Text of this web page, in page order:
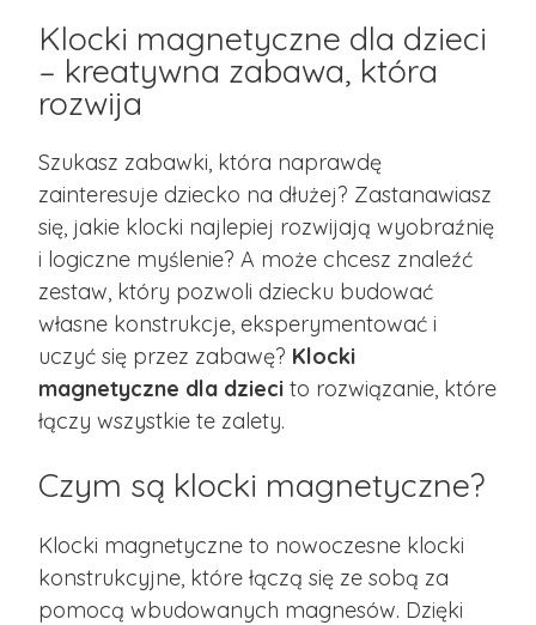
Klocki magnetyczne dla dzieci
– kreatywna zabawa, która
rozwija
Szukasz zabawki, która naprawdę
zainteresuje dziecko na dłużej? Zastanawiasz
się, jakie klocki najlepiej rozwijają wyobraźnię
i logiczne myślenie? A może chcesz znaleźć
zestaw, który pozwoli dziecku budować
własne konstrukcje, eksperymentować i
uczyć się przez zabawę? Klocki
magnetyczne dla dzieci to rozwiązanie, które
łączy wszystkie te zalety.
Czym są klocki magnetyczne?
Klocki magnetyczne to nowoczesne klocki
konstrukcyjne, które łączą się ze sobą za
pomocą wbudowanych magnesów. Dzięki